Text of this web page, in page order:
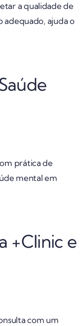
a qualidade de
adequado, ajuda o
prática de
mental em
+Clinic e
com um